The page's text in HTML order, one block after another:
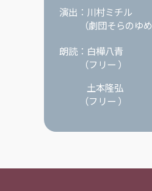
演出： 川村ミチル
（劇団そらのゆめ
朗読： 白樺八青
（フリー ）
土本隆弘
（フリー ）